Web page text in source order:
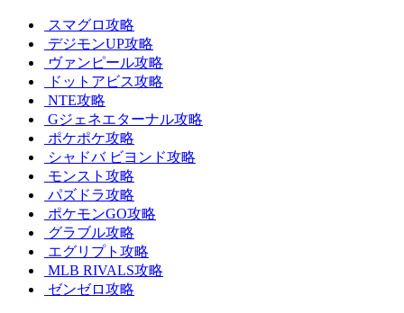
スマグロ攻略
デジモンUP攻略
ヴァンピール攻略
ドットアビス攻略
NTE攻略
Gジェネエターナル攻略
ポケポケ攻略
シャドバ ビヨンド攻略
モンスト攻略
パズドラ攻略
ポケモンGO攻略
グラブル攻略
エグリプト攻略
MLB RIVALS攻略
ゼンゼロ攻略